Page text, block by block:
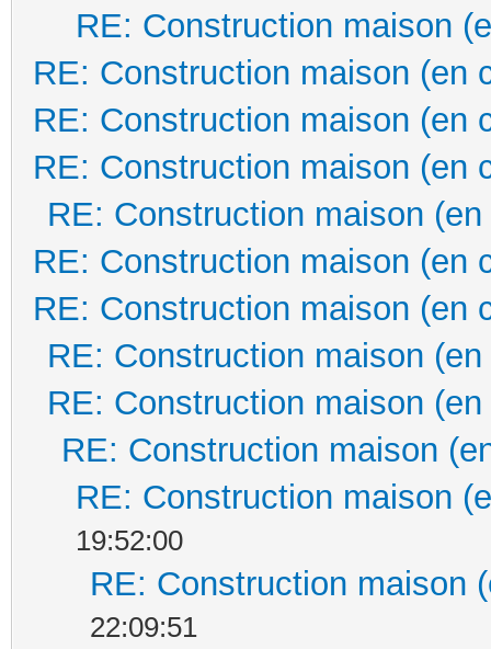
RE: Construction maison
RE: Construction maison (en
RE: Construction maison (en
RE: Construction maison (en
RE: Construction maison
RE: Construction maison (en
RE: Construction maison (en
RE: Construction maison
RE: Construction maison
RE: Construction maison
RE: Construction maison
19:52:00
RE: Construction maison
22:09:51